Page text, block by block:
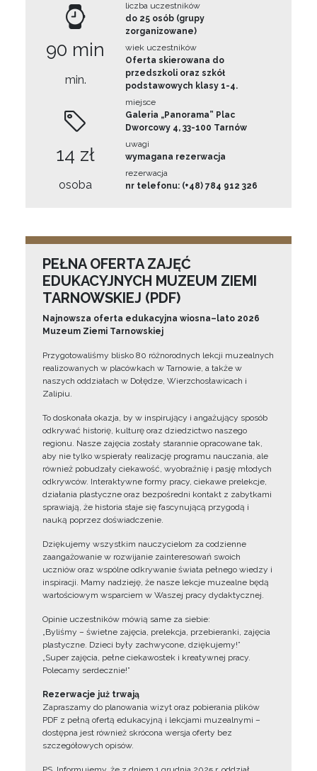
90 min
min.
14 zł
osoba
liczba uczestników
do 25 osób (grupy
zorganizowane)
wiek uczestników
Oferta skierowana do
przedszkoli oraz szkół
podstawowych klasy 1-4.
miejsce
Galeria „Panorama” Plac
Dworcowy 4, 33-100 Tarnów
uwagi
wymagana rezerwacja
rezerwacja
nr telefonu: (+48) 784 912 326
PEŁNA OFERTA ZAJĘĆ
EDUKACYJNYCH MUZEUM ZIEMI
TARNOWSKIEJ (PDF)
Najnowsza oferta edukacyjna wiosna–lato 2026
Muzeum Ziemi Tarnowskiej
Przygotowaliśmy blisko 80 różnorodnych lekcji muzealnych
realizowanych w placówkach w Tarnowie, a także w
naszych oddziałach w Dołędze, Wierzchosławicach i
Zalipiu.
To doskonała okazja, by w inspirujący i angażujący sposób
odkrywać historię, kulturę oraz dziedzictwo naszego
regionu. Nasze zajęcia zostały starannie opracowane tak,
aby nie tylko wspierały realizację programu nauczania, ale
również pobudzały ciekawość, wyobraźnię i pasję młodych
odkrywców. Interaktywne formy pracy, ciekawe prelekcje,
działania plastyczne oraz bezpośredni kontakt z zabytkami
sprawiają, że historia staje się fascynującą przygodą i
nauką poprzez doświadczenie.
Dziękujemy wszystkim nauczycielom za codzienne
zaangażowanie w rozwijanie zainteresowań swoich
uczniów oraz wspólne odkrywanie świata pełnego wiedzy i
inspiracji. Mamy nadzieję, że nasze lekcje muzealne będą
wartościowym wsparciem w Waszej pracy dydaktycznej.
Opinie uczestników mówią same za siebie:
„Byliśmy – świetne zajęcia, prelekcja, przebieranki, zajęcia
plastyczne. Dzieci były zachwycone, dziękujemy!”
„Super zajęcia, pełne ciekawostek i kreatywnej pracy.
Polecamy serdecznie!”
Rezerwacje już trwają
Zapraszamy do planowania wizyt oraz pobierania plików
PDF z pełną ofertą edukacyjną i lekcjami muzealnymi –
dostępna jest również skrócona wersja oferty bez
szczegółowych opisów.